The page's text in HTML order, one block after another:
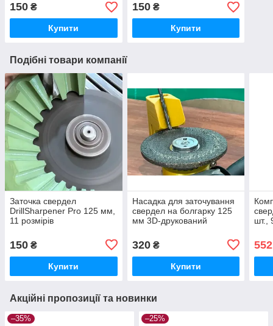
150 ₴
Купити
150₴
Купити
Подібні товари компанії
Заточка свердел
DrillSharpener Pro 125 мм,
11 розмірів
150 ₴
Купити
Насадка для заточування
свердел на болгарку 125
мм 3D-друкований
мм
320₴
Купити
шт.,
552
Акційні пропозиції та новинки
–35% –25%